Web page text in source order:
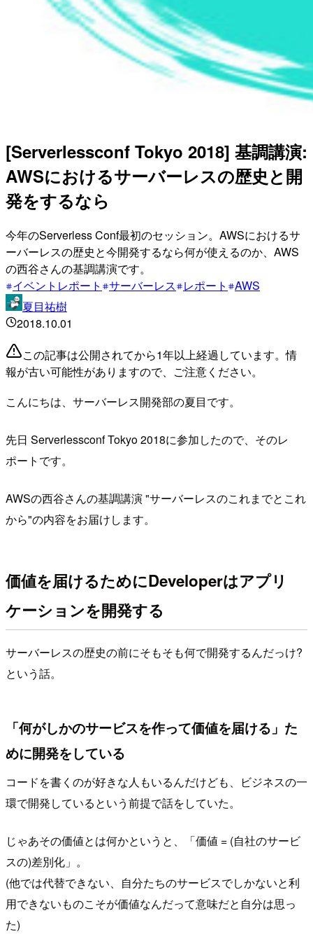
[Serverlessconf Tokyo 2018] 基調講演:
AWSにおけるサーバーレスの歴史と開
発をするなら
今年のServerless Conf最初のセッション。AWSにおけるサ
ーバーレスの歴史と今開発するなら何が使えるのか、AWS
の西谷さんの基調講演です。
イベントレポート
サーバーレス レポート
AWS
夏目祐樹
2018.10.01
この記事は公開されてから1年以上経過しています。情
報が古い可能性がありますので、ご注意ください。
こんにちは、サーバーレス開発部の夏目です。
先日 Serverlessconf Tokyo 2018に参加したので、そのレ
ポートです。
AWSの西谷さんの基調講演 "サーバーレスのこれまでとこれ
から"の内容をお届けします。
価値を届けるためにDeveloperはアプリ
ケーションを開発する
サーバーレスの歴史の前にそもそも何で開発するんだっけ?
という話。
「何がしかのサービスを作って価値を届ける」た
めに開発をしている
コードを書くのが好きな人もいるんだけども、ビジネスの一
環で開発しているという前提で話をしていた。
じゃあその価値とは何かというと、「価値 = (自社のサービ
スの)差別化」。
(他では代替できない、自分たちのサービスでしかないと利
用できないものこそが価値なんだって意味だと自分は思っ
た)